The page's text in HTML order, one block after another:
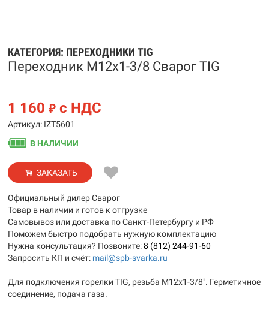
КАТЕГОРИЯ: ПЕРЕХОДНИКИ TIG
Переходник М12х1-3/8 Сварог TIG
1 160 ₽ с НДС
Артикул: IZT5601
В НАЛИЧИИ
ЗАКАЗАТЬ
Официальный дилер Сварог
Товар в наличии и готов к отгрузке
Самовывоз или доставка по Санкт-Петербургу и РФ
Поможем быстро подобрать нужную комплектацию
Нужна консультация? Позвоните:8 (812) 244-91-60
Запросить КП и счёт: mail@spb-svarka.ru
Для подключения горелки TIG, резьба М12х1-3/8″. Герметичное
соединение, подача газа.